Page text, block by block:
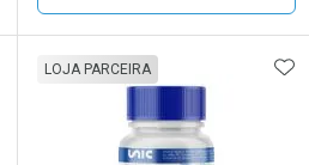
Laboratório
Por Menos
AOS FAVORITOS
LOJA PARCEIRA